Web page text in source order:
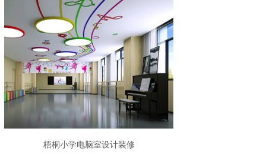
梧桐小学电脑室设计装修